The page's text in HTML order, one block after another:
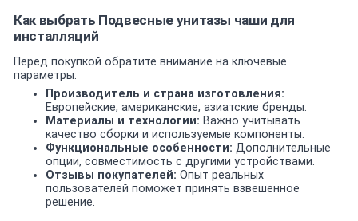
Как выбрать Подвесные унитазы чаши для
инсталляций
Перед покупкой обратите внимание на ключевые
параметры:
Производитель и страна изготовления:
Европейские, американские, азиатские бренды.
Материалы и технологии: Важно учитывать
качество сборки и используемые компоненты.
Функциональные особенности: Дополнительные
опции, совместимость с другими устройствами.
Отзывы покупателей: Опыт реальных
пользователей поможет принять взвешенное
решение.